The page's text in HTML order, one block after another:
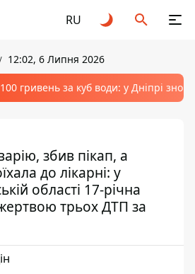
RU
12:02, 6 Липня 2026
гривень за куб води: у Дніпрі
збив пікап, а
до лікарні: у
області 17-річна
трьох ДТП за